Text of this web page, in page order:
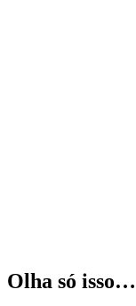
Olha só isso…